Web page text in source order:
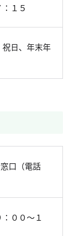
１５
日、年末年
口（電話
：００～１